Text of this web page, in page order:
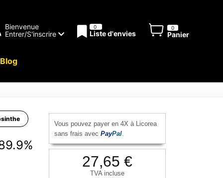
Bienvenue
Entrer/S'inscrire
0
Liste d'envies
0
Panier
Blog
Vous pouvez payer en 4X à Licorea
sans frais avec PayPal.
27,65 €
TVA incluse